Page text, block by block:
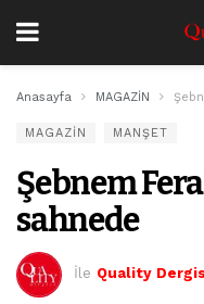
Anasayfa MAGAZİN
MAGAZİN MANŞET
Şebnem
sahnede
İle Quality